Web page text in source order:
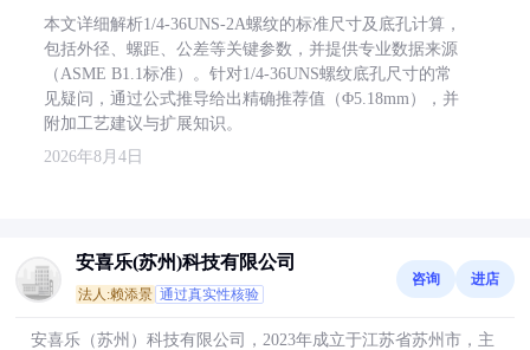
本文详细解析1/4-36UNS-2A螺纹的标准尺寸及底孔计算，
包括外径、螺距、公差等关键参数，并提供专业数据来源
（ASME B1.1标准）。针对1/4-36UNS螺纹底孔尺寸的常
见疑问，通过公式推导给出精确推荐值（Φ5.18mm），并
附加工艺建议与扩展知识。
2026年8月4日
安喜乐(苏州)科技有限公司
法人:赖添景 通过真实性核验
咨询 进店
安喜乐（苏州）科技有限公司，2023年成立于江苏省苏州市，主